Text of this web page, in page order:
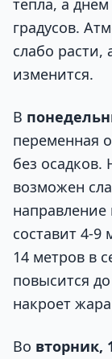
градусов.
слабо расти,
изменится.
В
переменная
без
возможен
составит 4-9
14 метров в
повысится
накроет
Во вторник,